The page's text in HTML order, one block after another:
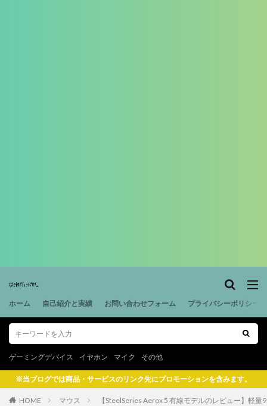
ホーム 自己紹介と実績 お問い合わせフォーム プライバシーポリシー
ゲーミングデバイス イヤホン マイク その他
※当ブログでは商品・サービスのリンク先にプロモーションを含みます。
HOME マウス 【SteelSeries Aerox 5 有線モデルのレビュー】軽